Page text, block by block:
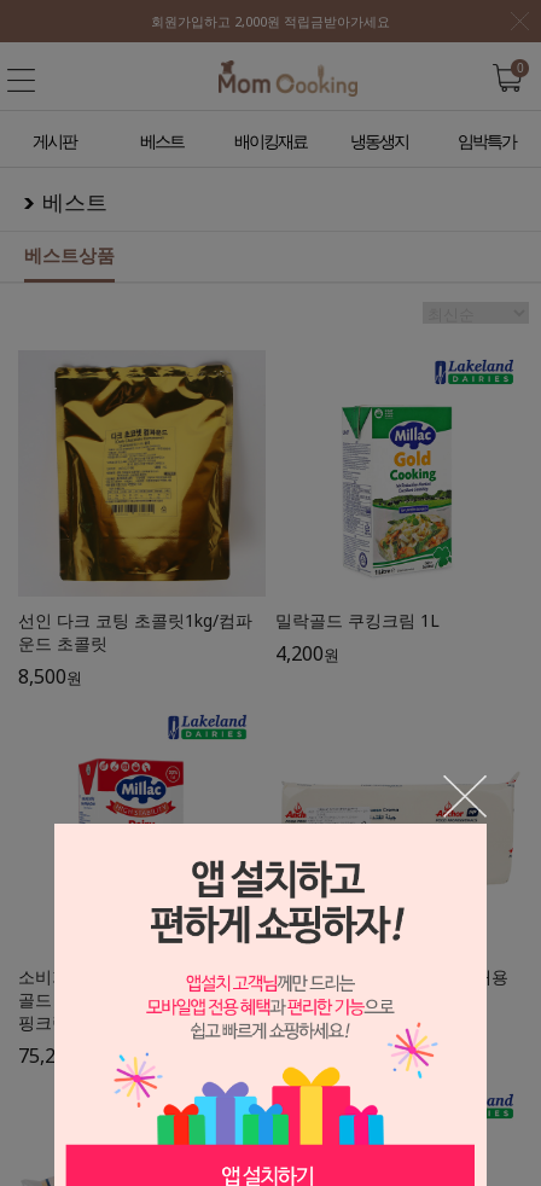
회원가입하고 2,000원 적립금받아가세요
0
게시판 베스트 배이킹재료 냉동생지 임박특가
베스트
베스트상품
선인 다크 코팅 초콜릿1kg/컴파
운드 초콜릿
8,500원
밀락골드 쿠킹크림 1L
4,200원
소비기한 26년9월8일/[박스]밀락
골드 하이스테빌리티 데어리 휘
핑크림 1Lx12개/유지방 35%
75,200
앵커FP크림치즈 벌크 5kg/대용
량
53,500원